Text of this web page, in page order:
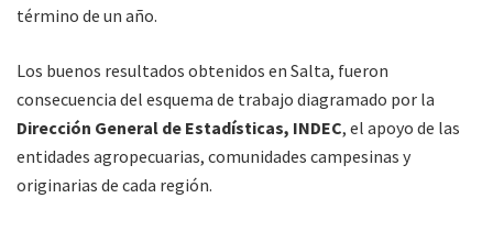
término de un año.
Los buenos resultados obtenidos en Salta, fueron
consecuencia del esquema de trabajo diagramado por la
Dirección General de Estadísticas, INDEC, el apoyo de las
entidades agropecuarias, comunidades campesinas y
originarias de cada región.